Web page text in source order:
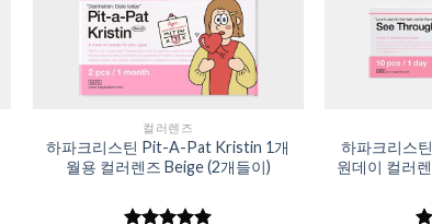
Add to
Wishlist
컬러렌즈
하파크리스틴 Pit-A-Pat Kristin 1개
월용 컬러렌즈 Beige (2개들이)
하파크리스
원데이 컬러